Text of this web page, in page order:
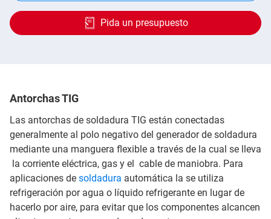
Pida un presupuesto
Antorchas TIG
Las antorchas de soldadura TIG están conectadas
generalmente al polo negativo del generador de soldadura
mediante una manguera flexible a través de la cual se lleva
la corriente eléctrica, gas y el cable de maniobra. Para
aplicaciones de soldadura automática la se utiliza
refrigeración por agua o líquido refrigerante en lugar de
hacerlo por aire, para evitar que los componentes alcancen